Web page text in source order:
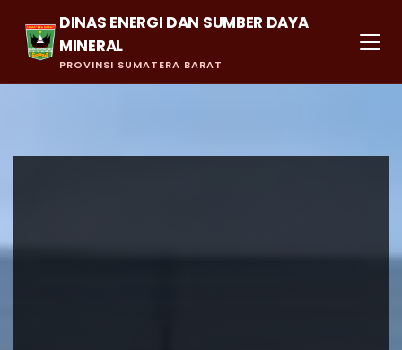
DINAS ENERGI DAN SUMBER DAYA
MINERAL
PROVINSI SUMATERA BARAT